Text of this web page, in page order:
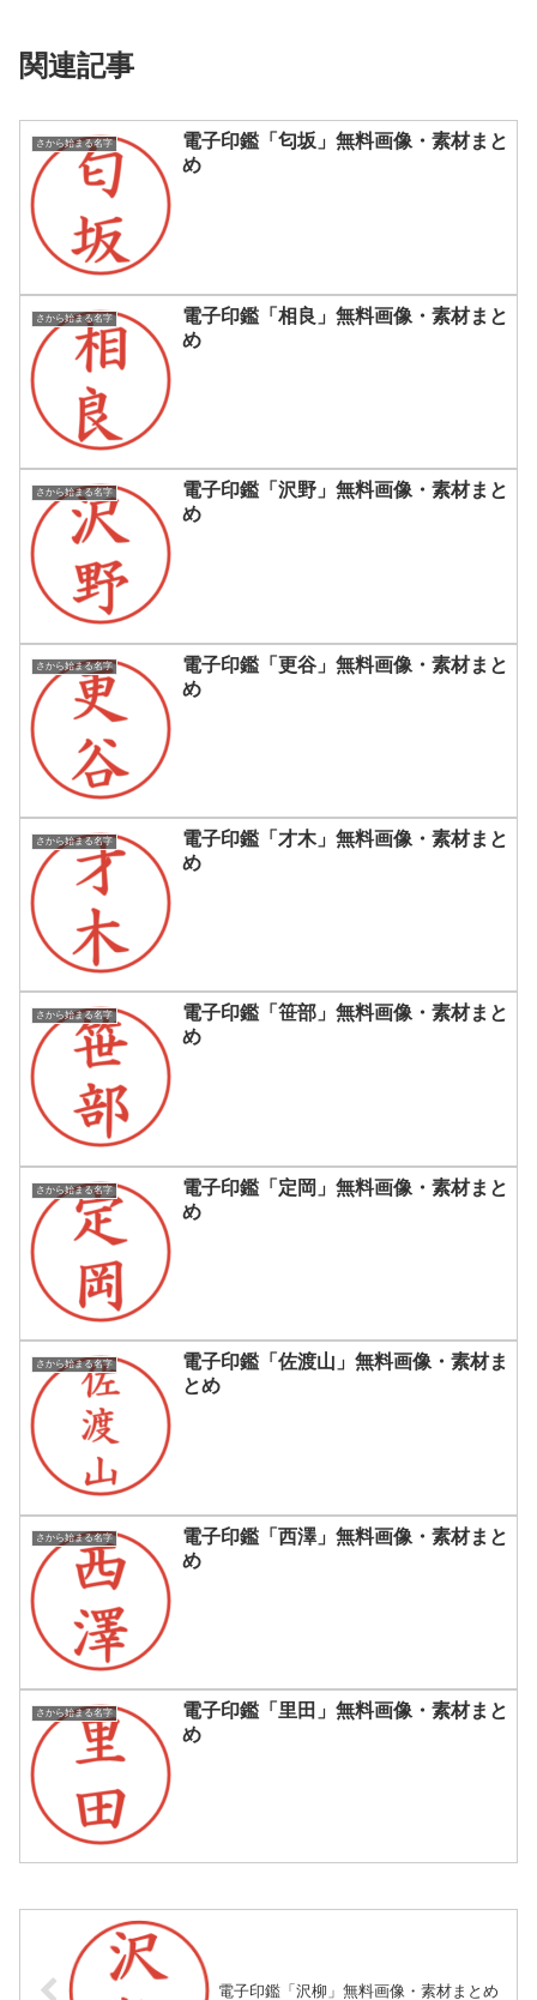
関連記事
さから始まる名字
電子印鑑「匂坂」無料画像・素材まと
め
さから始まる名字
電子印鑑「相良」無料画像・素材まと
め
さから始まる名字
電子印鑑「沢野」無料画像・素材まと
め
さから始まる名字
電子印鑑「更谷」無料画像・素材まと
め
さから始まる名字
電子印鑑「才木」無料画像・素材まと
め
さから始まる名字
電子印鑑「笹部」無料画像・素材まと
め
さから始まる名字
電子印鑑「定岡」無料画像・素材まと
め
さから始まる名字
電子印鑑「佐渡山」無料画像・素材ま
とめ
さから始まる名字
電子印鑑「西澤」無料画像・素材まと
め
さから始まる名字
電子印鑑「里田」無料画像・素材まと
め
電子印鑑「沢柳」無料画像・素材まとめ